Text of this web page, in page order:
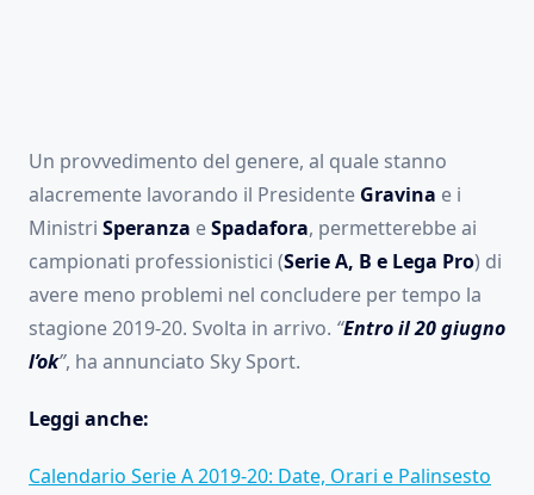
Un provvedimento del genere, al quale stanno
alacremente lavorando il Presidente Gravina e i
Ministri Speranza eSpadafora, permetterebbe ai
campionati professionistici (Serie A, B e Lega Pro) di
avere meno problemi nel concludere per tempo la
stagione 2019-20. Svolta in arrivo. “Entro il 20 giugno
l’ok”, ha annunciato Sky Sport.
Leggi anche:
Calendario Serie A 2019-20: Date, Orari e Palinsesto